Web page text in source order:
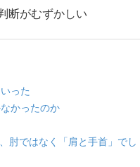
断がむずかしい
った
かったのか
肘ではなく「肩と手首」でし